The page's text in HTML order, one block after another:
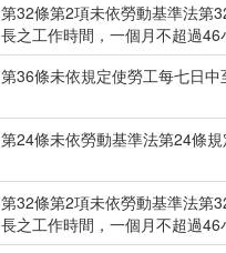
第32條第2項未依勞動基準法第
長之工作時間，一個月不超過
第36條未依規定使勞工每七日
第24條未依勞動基準法第24條
第32條第2項未依勞動基準法第
長之工作時間，一個月不超過